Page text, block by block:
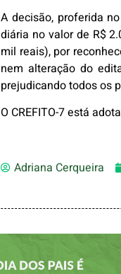
A decisão, proferida
diária no valor de R$
mil reais), por
nem alteração do
prejudicando todos os
O CREFITO-7 está
Adriana Cerqueira